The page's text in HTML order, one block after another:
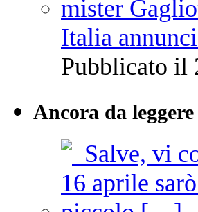
Italia
Pubblicato il
Ancora da leggere